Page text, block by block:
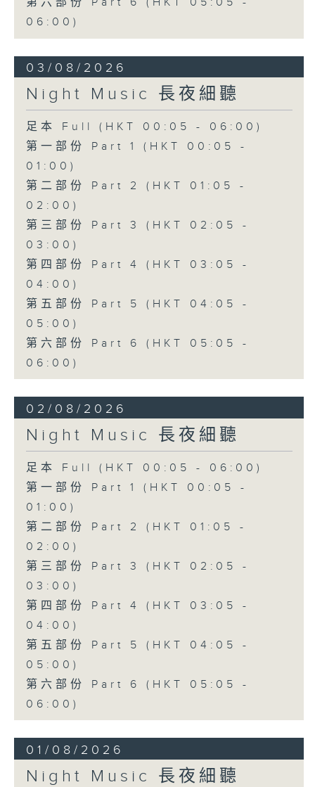
第六部份 Part 6 (HKT 05:05 -
06:00)
03/08/2026
Night Music 長夜細聽
足本 Full (HKT 00:05 - 06:00)
第一部份 Part 1 (HKT 00:05 -
01:00)
第二部份 Part 2 (HKT 01:05 -
02:00)
第三部份 Part 3 (HKT 02:05 -
03:00)
第四部份 Part 4 (HKT 03:05 -
04:00)
第五部份 Part 5 (HKT 04:05 -
05:00)
第六部份 Part 6 (HKT 05:05 -
06:00)
02/08/2026
Night Music 長夜細聽
足本 Full (HKT 00:05 - 06:00)
第一部份 Part 1 (HKT 00:05 -
01:00)
第二部份 Part 2 (HKT 01:05 -
02:00)
第三部份 Part 3 (HKT 02:05 -
03:00)
第四部份 Part 4 (HKT 03:05 -
04:00)
第五部份 Part 5 (HKT 04:05 -
05:00)
第六部份 Part 6 (HKT 05:05 -
06:00)
01/08/2026
Night Music 長夜細聽